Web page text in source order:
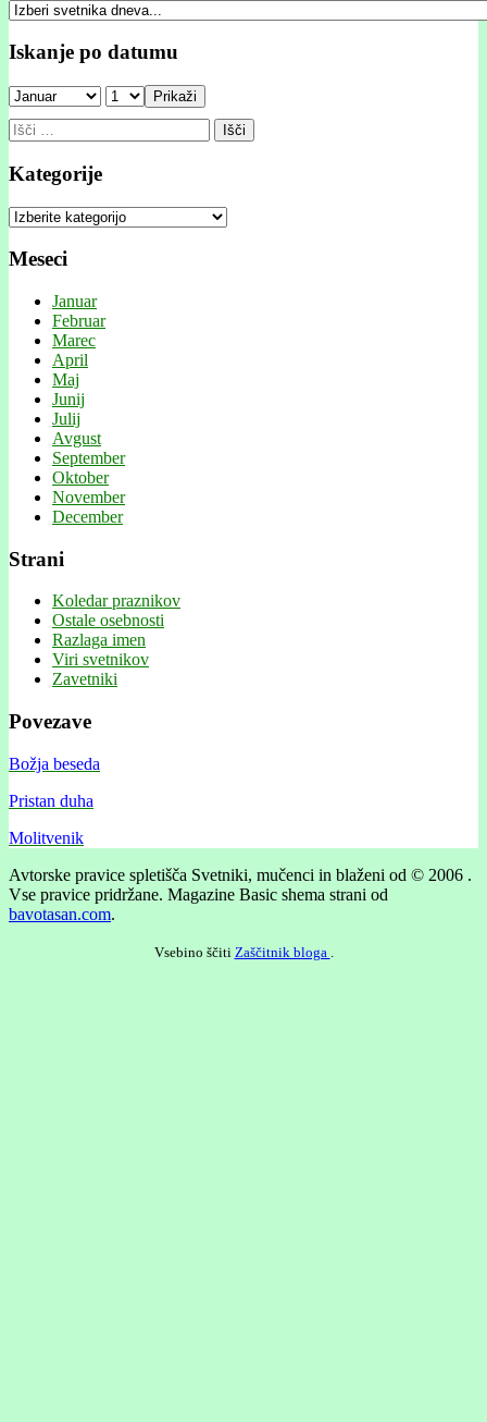
Iskanje po datumu
Prikaži
Išči:
Kategorije
Kategorije
Meseci
Januar
Februar
Marec
April
Maj
Junij
Julij
Avgust
September
Oktober
November
December
Strani
Koledar praznikov
Ostale osebnosti
Razlaga imen
Viri svetnikov
Zavetniki
Povezave
Božja beseda
Pristan duha
Molitvenik
Avtorske pravice spletišča Svetniki, mučenci in blaženi od © 2006 .
Vse pravice pridržane. Magazine Basic shema strani od
bavotasan.com.
Vsebino ščiti Zaščitnik bloga